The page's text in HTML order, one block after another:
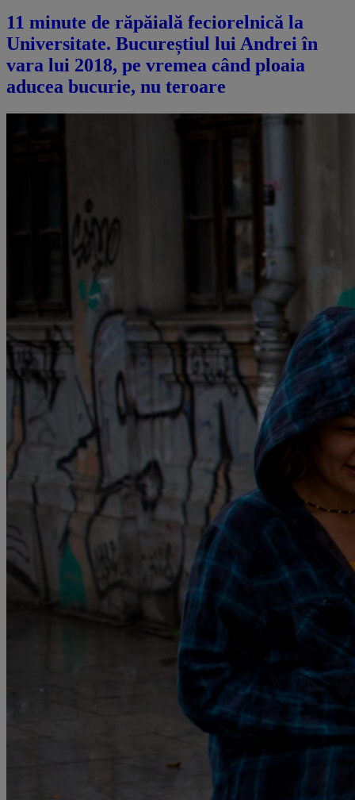
11 minute de răpăială feciorelnică la
Universitate. Bucureștiul lui Andrei în
vara lui 2018, pe vremea când ploaia
aducea bucurie, nu teroare